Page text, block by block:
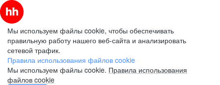
Мы используем файлы cookie, чтобы обеспечивать
правильную работу нашего веб-сайта и анализировать
сетевой трафик.
Правила использования файлов cookie
Мы используем файлы cookie. Правила использования
файлов cookie